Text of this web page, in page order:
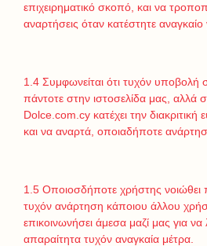
επιχειρηματικό σκοπό, και να
αναρτήσεις όταν κατέστητε αναγκαίο
1.4 Συμφωνείται ότι τυχόν υποβολή
πάντοτε στην ιστοσελίδα μας, αλλά
Dolce.com.cy κατέχει την διακριτική
και να αναρτά, οποιαδήποτε
1.5 Οποιοσδήποτε χρήστης
τυχόν ανάρτηση κάποιου άλλου
επικοινωνήσει άμεσα μαζί μας για
απαραίτητα τυχόν αναγκαία μέτρα.